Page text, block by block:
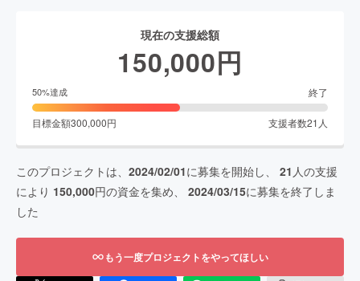
現在の支援総額
150,000円
50%達成 終了
目標金額300,000円 支援者数21 人
このプロジェクトは、 2024/02/01に募集を開始し、 21 人の支援
により 150,000円の資金を集め、 2024/03/15に募集を終了しま
した
もう一度プロジェクトをやってほしい